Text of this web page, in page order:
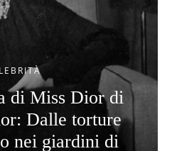
di Miss Dior di
Dalle torture
nei giardini di